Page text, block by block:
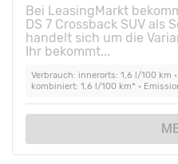
Bei LeasingMarkt
DS 7 Crossback SUV als
handelt sich um die
Ihr bekommt...
Verbrauch: innerorts: 1,6 l/100 km
kombiniert: 1,6 l/100 km* •